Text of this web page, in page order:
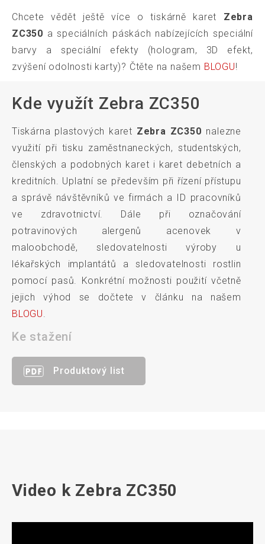
Chcete vědět ještě více o tiskárně karet Zebra
ZC350 a speciálních páskách nabízejících speciální
barvy a speciální efekty (hologram, 3D efekt,
zvýšení odolnosti karty)? Čtěte na našem BLOGU!
Kde využít Zebra ZC350
Tiskárna plastových karet Zebra ZC350 nalezne
využití při tisku zaměstnaneckých, studentských,
členských a podobných karet i karet debetních a
kreditních. Uplatní se především při řízení přístupu
a správě návštěvníků ve firmách a ID pracovníků
ve zdravotnictví. Dále při označování
potravinových alergenů acenovek v
maloobchodě, sledovatelnosti výroby u
lékařských implantátů a sledovatelnosti rostlin
pomocí pasů. Konkrétní možnosti použití včetně
jejich výhod se dočtete v článku na našem
BLOGU
Ke stažení
Produktový list
Video k Zebra ZC350